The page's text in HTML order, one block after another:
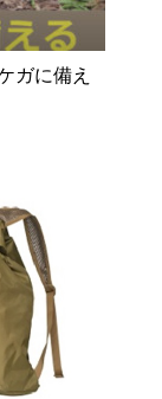
ガに備え